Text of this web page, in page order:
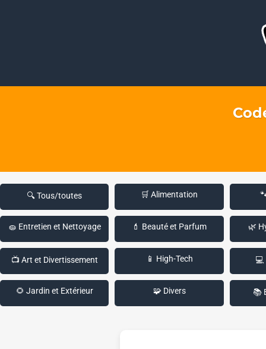
🔍 Tous/toutes 🛒 Alimentation
🧽 Entretien et Nettoyage 💄 Beauté et Parfum 🌿
📺 Art et Divertissement 📱 High-Tech 💻
🌻 Jardin et Extérieur 🧩 Divers 📚